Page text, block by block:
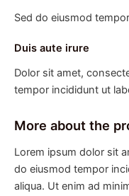
Sed do eiusmod
Duis aute irure
Dolor sit amet,
tempor incididunt ut
More about the
Lorem ipsum dolor sit
do eiusmod tempor
aliqua. Ut enim ad